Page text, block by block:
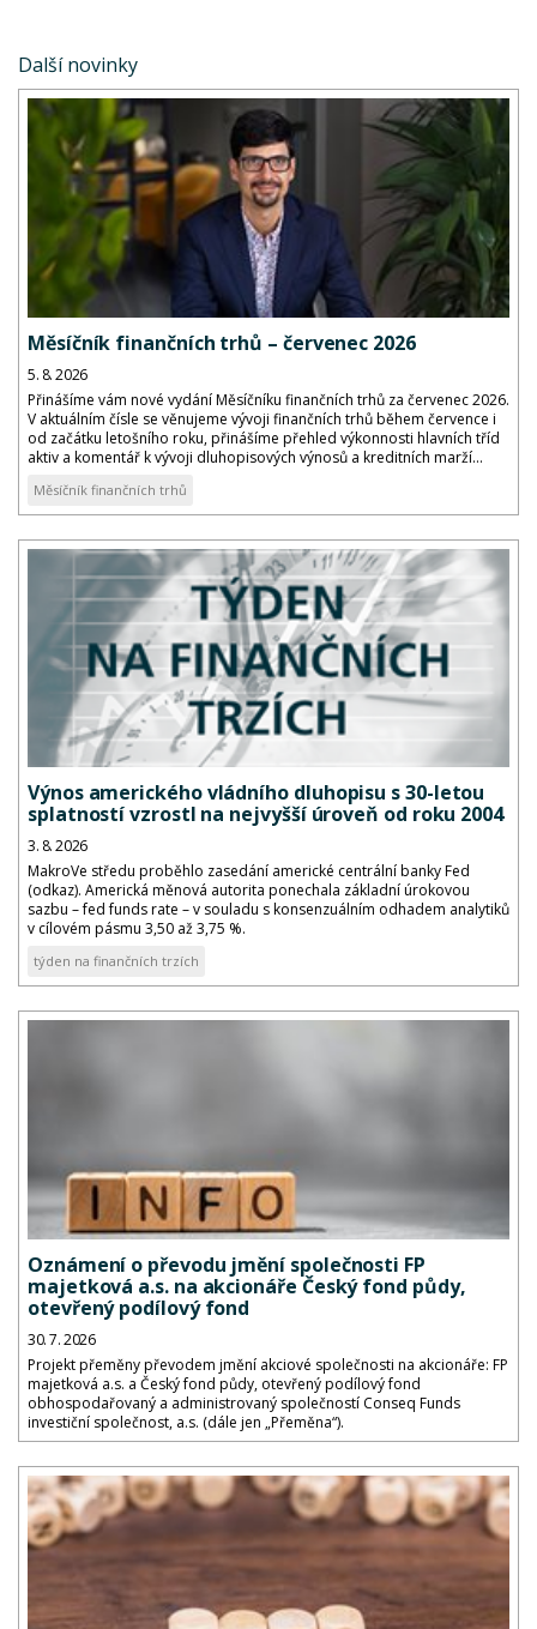
Další novinky
Měsíčník finančních trhů – červenec 2026
5. 8. 2026
Přinášíme vám nové vydání Měsíčníku finančních trhů za červenec 2026.
V aktuálním čísle se věnujeme vývoji finančních trhů během července i
od začátku letošního roku, přinášíme přehled výkonnosti hlavních tříd
aktiv a komentář k vývoji dluhopisových výnosů a kreditních marží...
Měsíčník finančních trhů
Výnos amerického vládního dluhopisu s 30-letou
splatností vzrostl na nejvyšší úroveň od roku 2004
3. 8. 2026
MakroVe středu proběhlo zasedání americké centrální banky Fed
(odkaz). Americká měnová autorita ponechala základní úrokovou
sazbu – fed funds rate – v souladu s konsenzuálním odhadem analytiků
v cílovém pásmu 3,50 až 3,75 %.
týden na finančních trzích
Oznámení o převodu jmění společnosti FP
majetková a.s. na akcionáře Český fond půdy,
otevřený podílový fond
30. 7. 2026
Projekt přeměny převodem jmění akciové společnosti na akcionáře: FP
majetková a.s. a Český fond půdy, otevřený podílový fond
obhospodařovaný a administrovaný společností Conseq Funds
investiční společnost, a.s. (dále jen „Přeměna“).